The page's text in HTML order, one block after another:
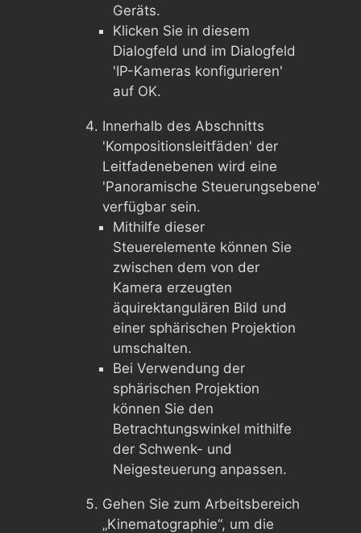
Geräts.
Klicken Sie in diesem
Dialogfeld und im Dialogfeld
'IP-Kameras konfigurieren'
auf OK.
Innerhalb des Abschnitts
'Kompositionsleitfäden' der
Leitfadenebenen wird eine
'Panoramische Steuerungsebene'
verfügbar sein.
Mithilfe dieser
Steuerelemente können Sie
zwischen dem von der
Kamera erzeugten
äquirektangulären Bild und
einer sphärischen Projektion
umschalten.
Bei Verwendung der
sphärischen Projektion
können Sie den
Betrachtungswinkel mithilfe
der Schwenk- und
Neigesteuerung anpassen.
Gehen Sie zum Arbeitsbereich
„Kinematographie“, um die